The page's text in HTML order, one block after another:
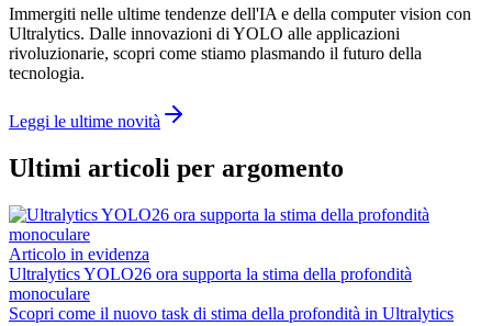
Immergiti nelle ultime tendenze dell'IA e della computer vision con
Ultralytics. Dalle innovazioni di YOLO alle applicazioni
rivoluzionarie, scopri come stiamo plasmando il futuro della
tecnologia.
Leggi le ultime novità
Ultimi articoli per argomento
Articolo in evidenza
Ultralytics YOLO26 ora supporta la stima della profondità
monoculare
Scopri come il nuovo task di stima della profondità in Ultralytics